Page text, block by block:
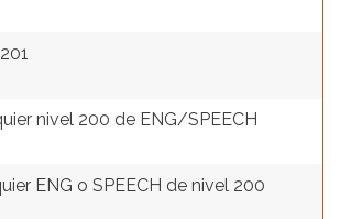
nivel 200 de ENG/SPEECH
ENG o SPEECH de nivel 200